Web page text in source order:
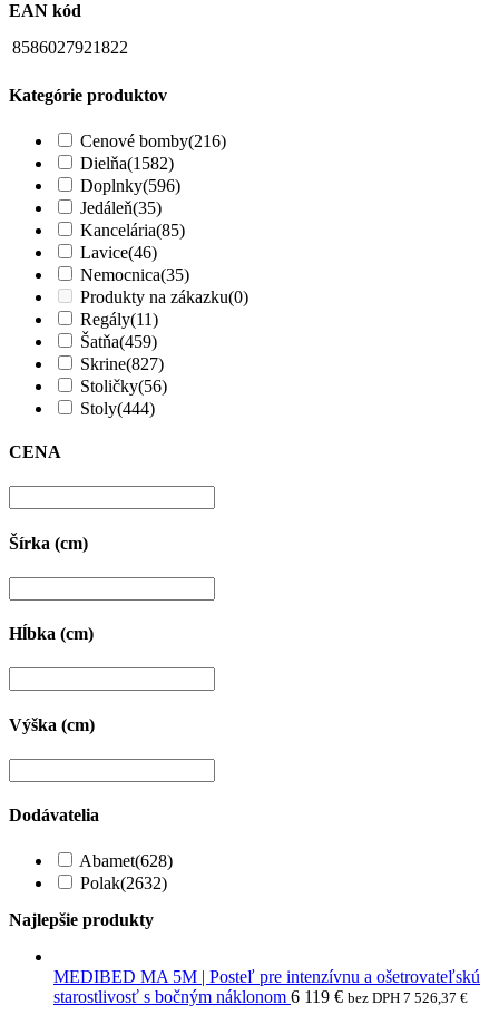
EAN kód
8586027921822
Kategórie produktov
Cenové bomby(216)
Dielňa(1582)
Doplnky(596)
Jedáleň(35)
Kancelária(85)
Lavice(46)
Nemocnica(35)
Produkty na zákazku(0)
Regály(11)
Šatňa(459)
Skrine(827)
Stoličky(56)
Stoly(444)
CENA
Šírka (cm)
Hĺbka (cm)
Výška (cm)
Dodávatelia
Abamet(628)
Polak(2632)
Najlepšie produkty
MEDIBED MA 5M | Posteľ pre intenzívnu a ošetrovateľskú
starostlivosť s bočným náklonom 6 119 € bez DPH 7 526,37 €